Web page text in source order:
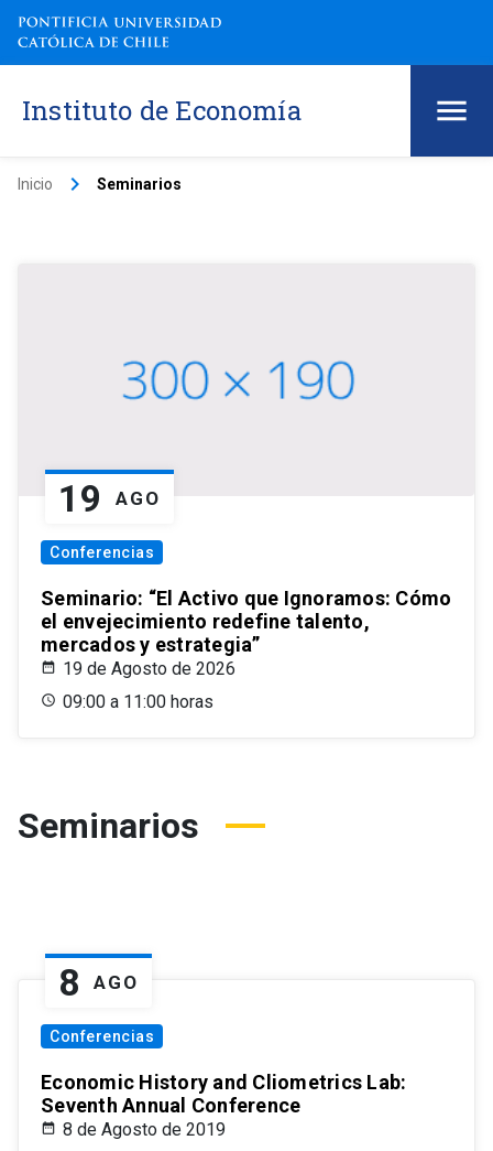
Instituto de Economía
Inicio keyboard_arrow_right Seminarios
19 AGO
Conferencias
Seminario: “El Activo que Ignoramos: Cómo
el envejecimiento redefine talento,
mercados y estrategia”
19 de Agosto de 2026
09:00 a 11:00 horas
Seminarios
8 AGO
Conferencias
Economic History and Cliometrics Lab:
Seventh Annual Conference
8 de Agosto de 2019